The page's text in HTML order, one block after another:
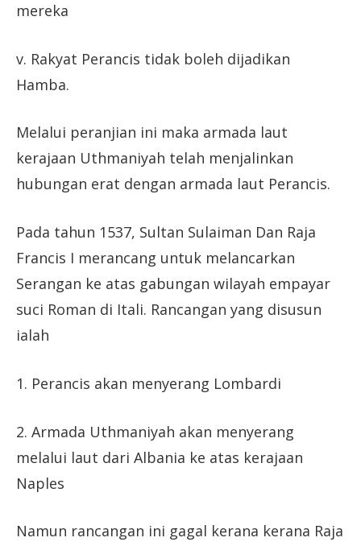
mereka
v. Rakyat Perancis tidak boleh dijadikan
Hamba.
Melalui peranjian ini maka armada laut
kerajaan Uthmaniyah telah menjalinkan
hubungan erat dengan armada laut Perancis.
Pada tahun 1537, Sultan Sulaiman Dan Raja
Francis I merancang untuk melancarkan
Serangan ke atas gabungan wilayah empayar
suci Roman di Itali. Rancangan yang disusun
ialah
1. Perancis akan menyerang Lombardi
2. Armada Uthmaniyah akan menyerang
melalui laut dari Albania ke atas kerajaan
Naples
Namun rancangan ini gagal kerana kerana Raja